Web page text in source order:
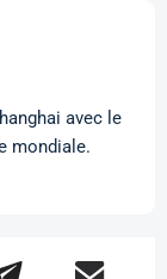
avec le
mondiale.